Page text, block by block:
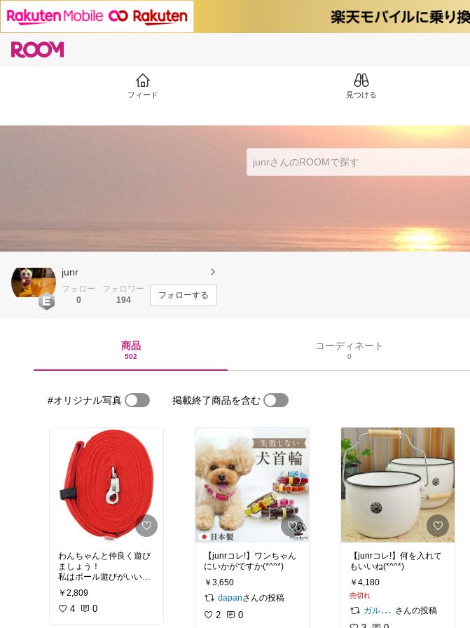
フィード 見つける
junr
フォロー
0
フォロワー
194
フォローする
商品
502
コーディネート
0
#オリジナル写真 掲載終了商品を含む
わんちゃんと仲良く遊び
ましょう！
私はボール遊びがいいね^
_^
￥2,809
4 0
【junrコレ!】ワンちゃん
にいかがですか(*^^*)
￥3,650
dapanさんの投稿
2 0
【junrコレ!】何を入れて
もいいね(*^^*)
￥4,180
売切れ
ガルシア さんの投稿